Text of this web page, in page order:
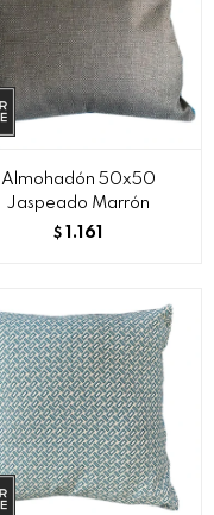
Almohadón 50x50
Jaspeado Marrón
$ 1.161